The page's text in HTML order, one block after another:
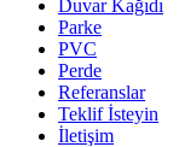
Duvar Kağıdı
Parke
PVC
Perde
Referanslar
Teklif İsteyin
İletişim